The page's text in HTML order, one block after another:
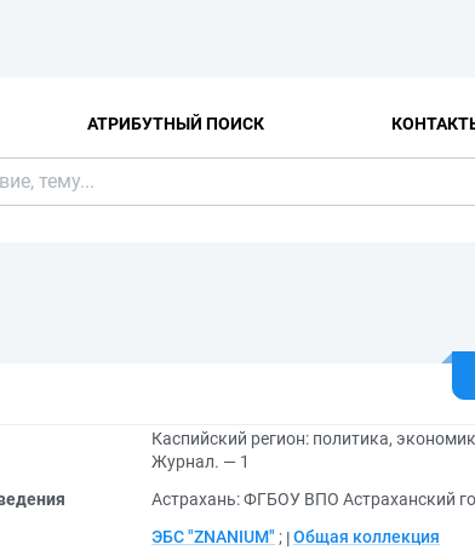
АТРИБУТНЫЙ ПОИСК
Каспийский регион: политика,
Журнал. — 1
Астрахань: ФГБОУ ВПО Астраханский
ЭБС "ZNANIUM" ; Общая коллекция